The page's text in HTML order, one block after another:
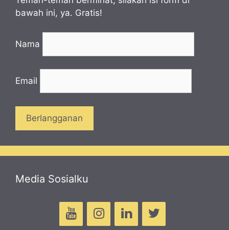
bawah ini, ya. Gratis!
Nama
Email
Media Sosialku